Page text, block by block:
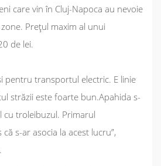
care vin în Cluj-Napoca au nevoie
Prețul maxim al unui
de lei.
pentru transportul electric. E linie
străzii este foarte bun.Apahida s-
troleibuzul. Primarul
s-ar asocia la acest lucru”,